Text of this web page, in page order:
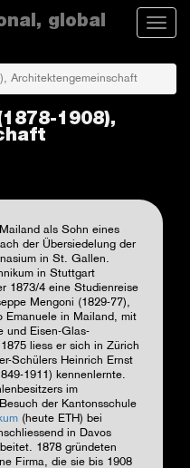
global
Toggle
Architektengemeinschaft
1908),
als Sohn eines
der Übersiedelung der
in St. Gallen.
in Stuttgart
1873/4 eine Studienreise
Mengoni (1829-77),
Emanuele in Mailand, mit
und Eisen-Glas-
liess er sich in Zürich
Schülers Heinrich Ernst
1911) kennenlernte.
im
der Kantonsschule
(heute ETH) bei
in Davos
1878 gründeten
Firma, die sie bis 1908